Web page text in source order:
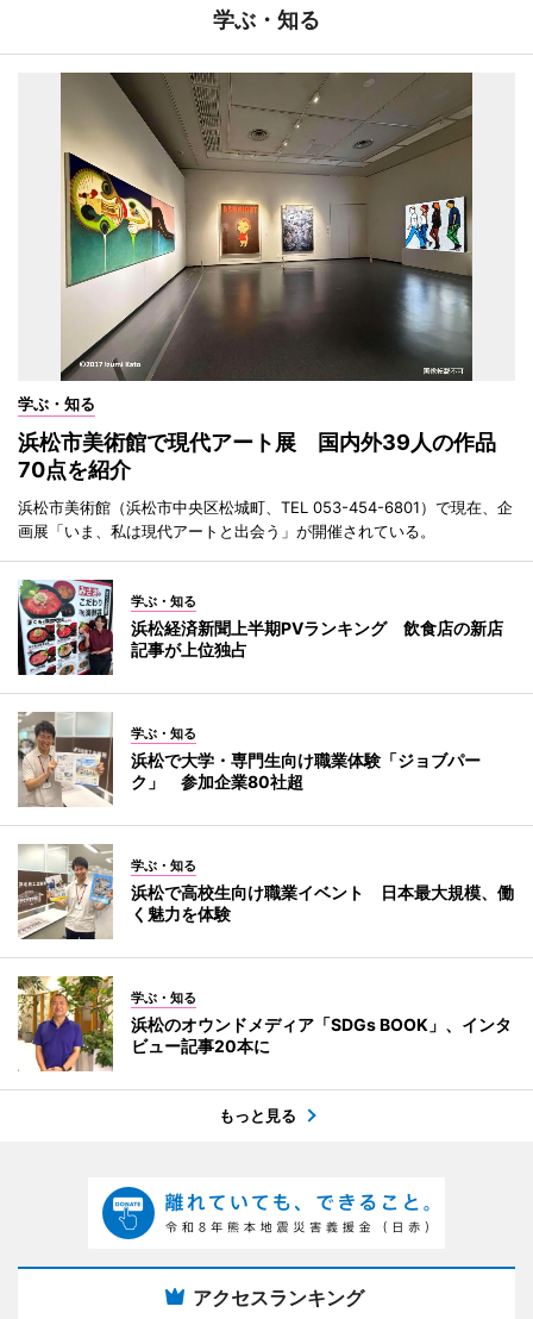
学ぶ・知る
学ぶ・知る
浜松市美術館で現代アート展 国内外39人の作品
70点を紹介
浜松市美術館（浜松市中央区松城町、TEL 053-454-6801）で現在、企
画展「いま、私は現代アートと出会う」が開催されている。
学ぶ・知る
浜松経済新聞上半期PVランキング 飲食店の新店
記事が上位独占
学ぶ・知る
浜松で大学・専門生向け職業体験「ジョブパー
ク」 参加企業80社超
学ぶ・知る
浜松で高校生向け職業イベント 日本最大規模、働
く魅力を体験
学ぶ・知る
浜松のオウンドメディア「SDGs BOOK」、インタ
ビュー記事20本に
もっと見る
アクセスランキング